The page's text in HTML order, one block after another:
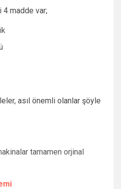
4 madde var;
asıl önemli olanlar şöyle
tamamen orjinal